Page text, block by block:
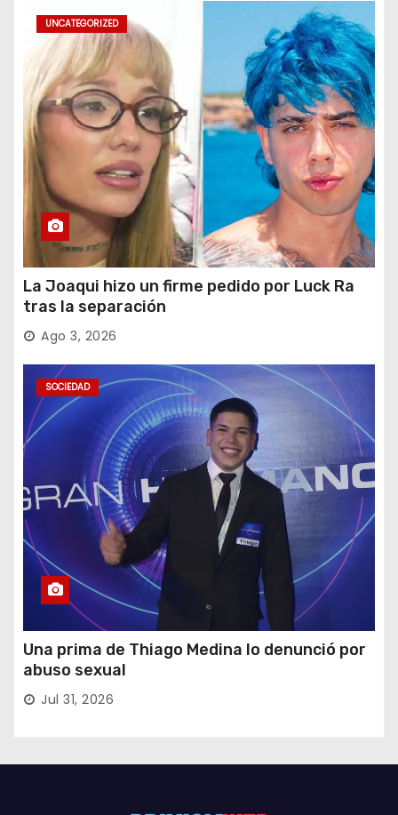
UNCATEGORIZED
La Joaqui hizo un firme pedido por Luck Ra
tras la separación
Ago 3, 2026
SOCIEDAD
Una prima de Thiago Medina lo denunció por
abuso sexual
Jul 31, 2026